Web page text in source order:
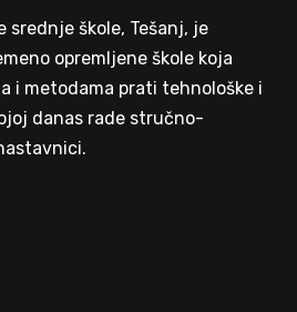
srednje škole, Tešanj, je
opremljene škole koja
i metodama prati tehnološke i
danas rade stručno-